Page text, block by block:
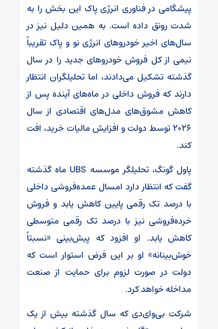
پیشگامی در فناوری انرژی پاک این بخش را به
شدت رونق داده است. به همین دلیل نیز در
سال‌های اخیر خودروهای انرژی نو و پاک تقریباً
نیمی از کل فروش خودروهای جدید را در سال
گذشته تشکیل می‌دادند، اما تحلیلگران انتظار
دارند که فروش داخلی در ماه‌های آینده پس از
کاهش مشوق‌های مدل‌های اقتصادی از سال
۲۰۲۶ توسط دولت و افزایش مالیات خرید، افت
کند.
پاول گونگ، تحلیلگر موسسه UBS ماه گذشته
گفت که انتظار دارد امسال عمده‌فروشی داخلی
با درصد تک رقمی پایین کاهش یابد و فروش
خرده‌فروشی نیز با درصد تک رقمی متوسطی
کاهش یابد. او افزود که پیش‌بینی «نسبتاً
خوش‌بینانه» او بر این فرض استوار است که
دولت در صورت لزوم برای حمایت از صنعت
مداخله خواهد کرد.
شرکت بی‌وای‌دی که سال گذشته بیش از یک